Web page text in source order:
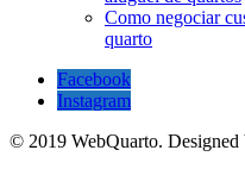
Como negociar
quarto
Facebook
Instagram
© 2019 WebQuarto. Designed